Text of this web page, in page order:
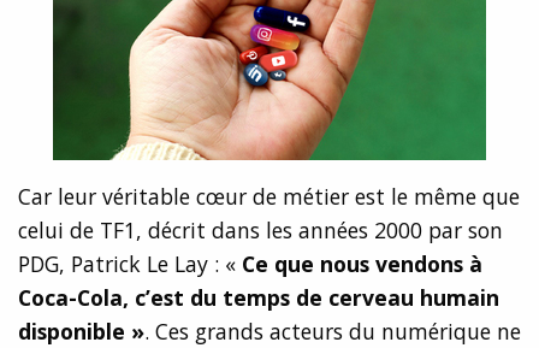
Car leur véritable cœur de métier est le même que
celui de TF1, décrit dans les années 2000 par son
PDG, Patrick Le Lay : « Ce que nous vendons à
Coca-Cola, c’est du temps de cerveau humain
disponible ». Ces grands acteurs du numérique ne